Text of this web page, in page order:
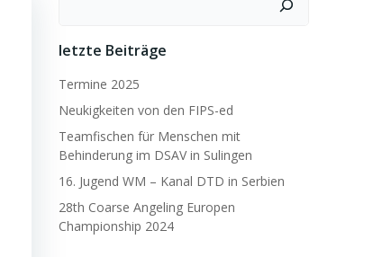
letzte Beiträge
Termine 2025
Neukigkeiten von den FIPS-ed
Teamfischen für Menschen mit
Behinderung im DSAV in Sulingen
16. Jugend WM – Kanal DTD in Serbien
28th Coarse Angeling Europen
Championship 2024